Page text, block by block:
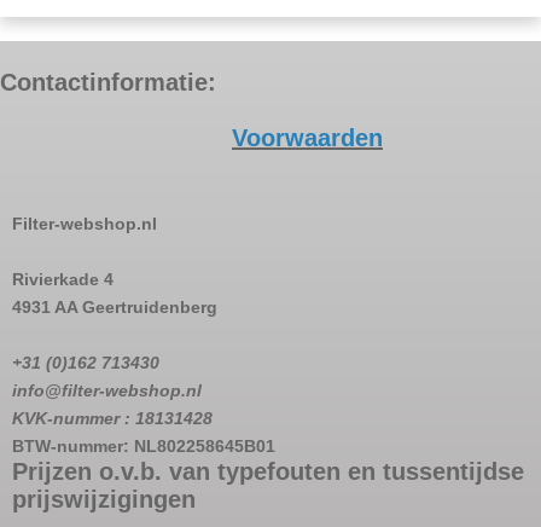
Contactinformatie:
Voorwaarden
Filter-webshop.nl
Rivierkade 4
4931 AA Geertruidenberg
+31 (0)162 713430
info@filter-webshop.nl
KVK-nummer : 18131428
BTW-nummer: NL802258645B01
Prijzen o.v.b. van typefouten en tussentijdse
prijswijzigingen